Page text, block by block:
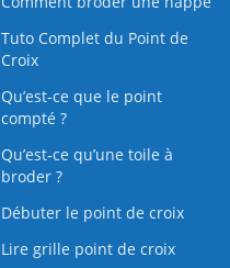
Tuto Complet du Point de
Croix
Qu’est-ce que le point
compté ?
Qu’est‑ce qu’une toile à
broder ?
Débuter le point de croix
Lire grille point de croix